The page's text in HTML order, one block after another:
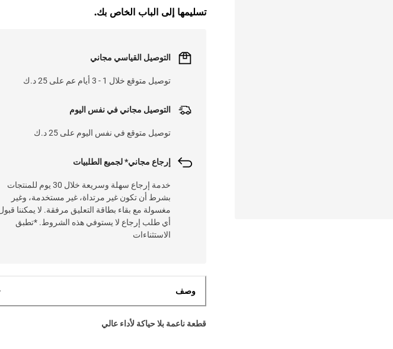
تسليمها إلى الباب الخاص بك.
التوصيل القياسي مجاني
توصيل متوقع خلال 1 - 3 أيام عم على 25 د.ك
التوصيل مجاني في نفس اليوم
توصيل متوقع في نفس اليوم على 25 د.ك
إرجاع مجاني* لجميع الطلبيات
خدمة إرجاع سهلة وسريعة خلال 30 يوم للمنتجات
بشرط أن تكون غير مرتداة، غير مستخدمة، وغير
مغسولة مع بقاء بطاقة التعليق مرفقة. لا يمكننا
أي طلب إرجاع لا يستوفي هذه الشروط. *تطبق
الاستثناءات
وصف
قطعة ناعمة بلا حياكة لأداء عالي